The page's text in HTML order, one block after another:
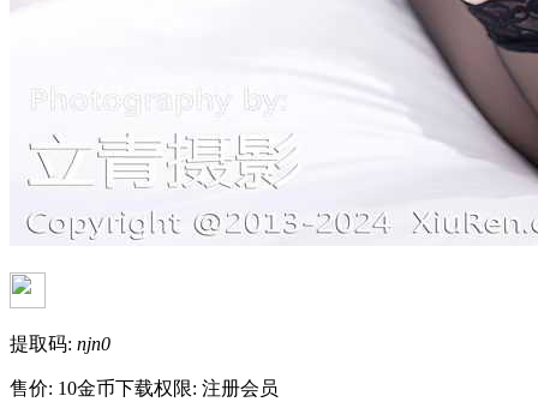
提取码: njn0
售价: 10金币下载权限: 注册会员